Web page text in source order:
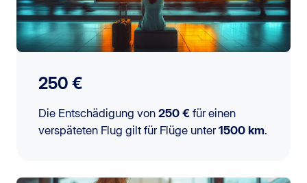
250 €
Die Entschädigung von 250 € für einen
verspäteten Flug gilt für Flüge unter1500 km.